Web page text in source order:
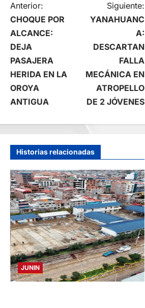
N
a
v
e
g
a
c
i
ó
n
d
e
e
Anterior:
CHOQUE POR
ALCANCE:
DEJA
PASAJERA
HERIDA EN LA
OROYA
ANTIGUA
Siguiente:
YANAHUANC
A:
DESCARTAN
FALLA
MECÁNICA EN
ATROPELLO
DE 2 JÓVENES
Historias relacionadas
JUNIN